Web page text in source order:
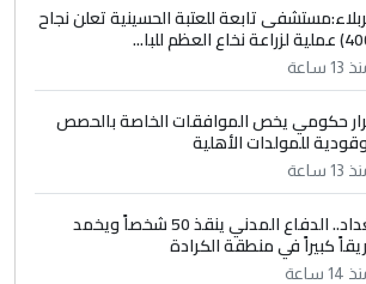
تابعة للعتبة الحسينية تعلن نجاح
ساعة
حكومي يخص الموافقات الخاصة بالحصص
للمولدات الأهلية
ساعة
بغداد.. الدفاع المدني ينقذ 50 شخصاً ويخمد
كبيراً في منطقة الكرادة
ساعة